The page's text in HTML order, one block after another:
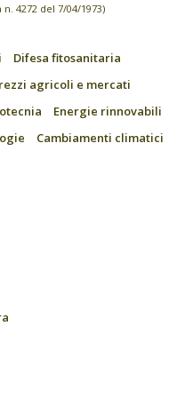
4272 del 7/04/1973)
Difesa fitosanitaria
agricoli e mercati
Energie rinnovabili
Cambiamenti climatici